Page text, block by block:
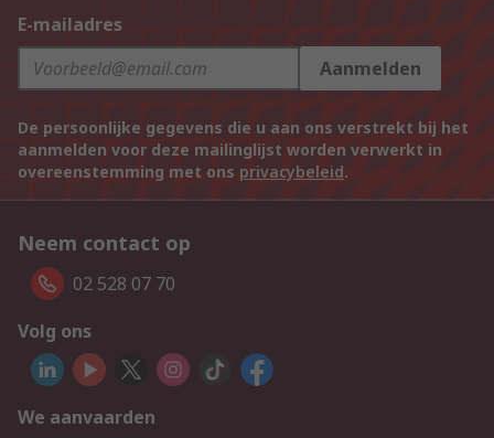
E-mailadres
Aanmelden
De persoonlijke gegevens die u aan ons verstrekt bij het
aanmelden voor deze mailinglijst worden verwerkt in
overeenstemming met ons privacybeleid.
Neem contact op
02 528 07 70
Volg ons
We aanvaarden